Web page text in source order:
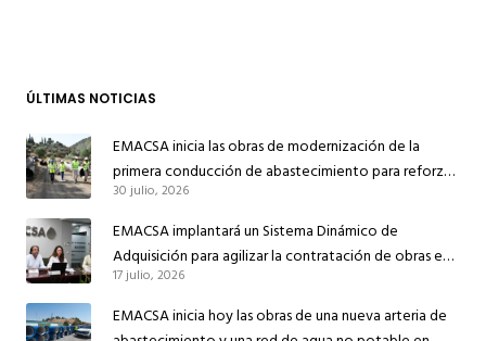
ÚLTIMAS NOTICIAS
EMACSA inicia las obras de modernización de la
primera conducción de abastecimiento para reforzar
el suministro de agua de Córdoba
30 julio, 2026
EMACSA implantará un Sistema Dinámico de
Adquisición para agilizar la contratación de obras en
sus redes e instalaciones
17 julio, 2026
EMACSA inicia hoy las obras de una nueva arteria de